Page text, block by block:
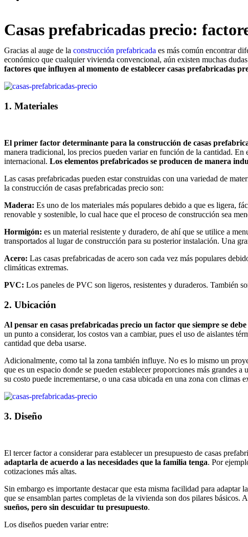
Casas prefabricadas precio:
Gracias al auge de la construcción prefabricada es más común encontrar
económico que cualquier vivienda convencional, aún existen muchas
factores que influyen al momento de establecer casas prefabricadas
1. Materiales
El primer factor determinante para la construcción de casas
manera tradicional, los precios pueden variar en función de la cantidad.
internacional. Los elementos prefabricados se producen de manera
Las casas prefabricadas pueden estar construidas con una variedad de
la construcción de casas prefabricadas precio son:
Madera: Es uno de los materiales más populares debido a que es ligera,
renovable y sostenible, lo cual hace que el proceso de construcción sea
Hormigón: es un material resistente y duradero, de ahí que se utilice a
transportados al lugar de construcción para su posterior instalación. Una
Acero: Las casas prefabricadas de acero son cada vez más populares
climáticas extremas.
PVC: Los paneles de PVC son ligeros, resistentes y duraderos. También
2. Ubicación
Al pensar en casas prefabricadas precio un factor que siempre se
un punto a considerar, los costos van a cambiar, pues el uso de aislantes
cantidad que deba usarse.
Adicionalmente, como tal la zona también influye. No es lo mismo un
que es un espacio donde se pueden establecer proporciones más grandes
su costo puede incrementarse, o una casa ubicada en una zona con
3. Diseño
El tercer factor a considerar para establecer un presupuesto de casas
adaptarla de acuerdo a las necesidades que la familia tenga. Por
cotizaciones más altas.
Sin embargo es importante destacar que esta misma facilidad para
que se ensamblan partes completas de la vivienda son dos pilares básicos.
sueños, pero sin descuidar tu presupuesto.
Los diseños pueden variar entre: